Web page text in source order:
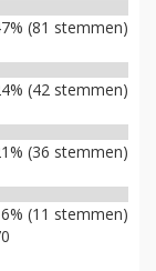
(81 stemmen)
(42 stemmen)
(36 stemmen)
6% (11 stemmen)